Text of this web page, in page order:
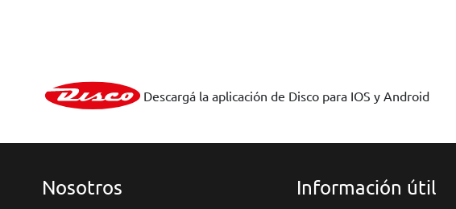
Descargá la aplicación de Disco para IOS y Android
Nosotros Información útil